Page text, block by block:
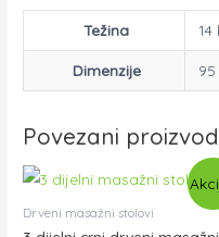
Težina 14
Dimenzije 95
Povezani
Drveni masažni stolovi